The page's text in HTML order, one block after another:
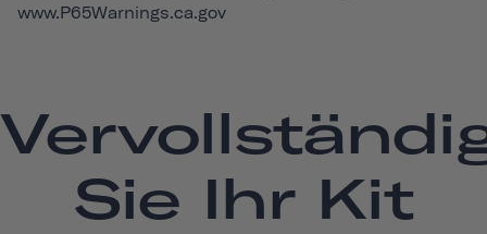
www.P65Warnings.ca.gov
Sie Ihr Kit